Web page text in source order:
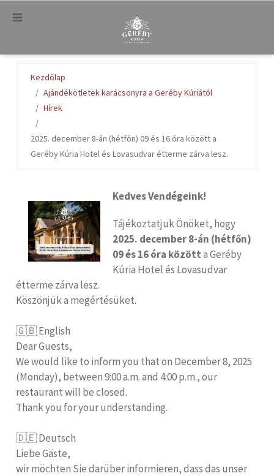
.
Kezdőlap
Ajándékötletek karácsonyra a Geréby Kúriától
Hírek
2025. december 8-án (hétfőn) 09 és 16 óra között a
Geréby Kúria Hotel és Lovasudvar étterme zárva lesz.
Kedves Vendégeink!
Tájékoztatjuk Önöket, hogy
2025. december 8-án (hétfőn)
09 és 16 óra közötta Geréby
Kúria Hotel és Lovasudvar
étterme zárva lesz.
Köszönjük a megértésüket.
🇬🇧 English
Dear Guests,
We would like to inform you that on December 8, 2025
(Monday), between 9:00 a.m. and 4:00 p.m., our
restaurant will be closed.
Thank you for your understanding.
🇩🇪 Deutsch
Liebe Gäste,
wir möchten Sie darüber informieren, dass das unser